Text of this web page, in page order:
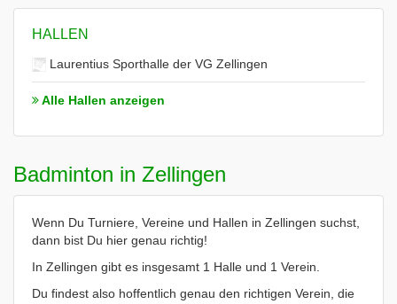
HALLEN
Laurentius Sporthalle der VG Zellingen
Alle Hallen anzeigen
Badminton in Zellingen
Wenn Du Turniere, Vereine und Hallen in Zellingen suchst,
dann bist Du hier genau richtig!
In Zellingen gibt es insgesamt 1 Halle und 1 Verein.
Du findest also hoffentlich genau den richtigen Verein, die